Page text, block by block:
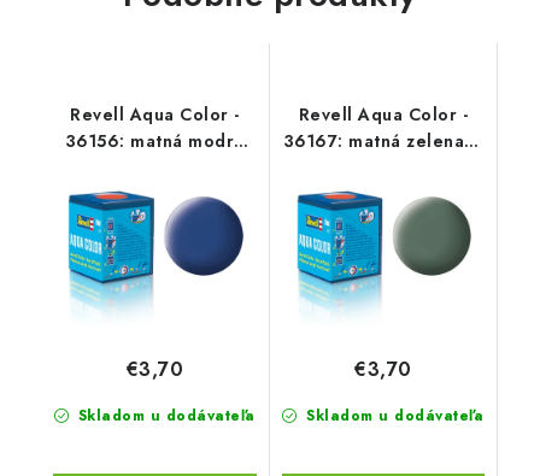
Revell Aqua Color -
36156: matná modrá
Skladom u dodávateľa
€3,70
Revell Aqua Color -
36167: matná zelenavě
mat)
Skladom u dodávateľa
€3,70